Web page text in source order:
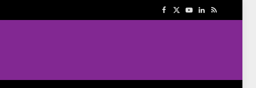
Facebook
X
YouTube
LinkedIn
RSS